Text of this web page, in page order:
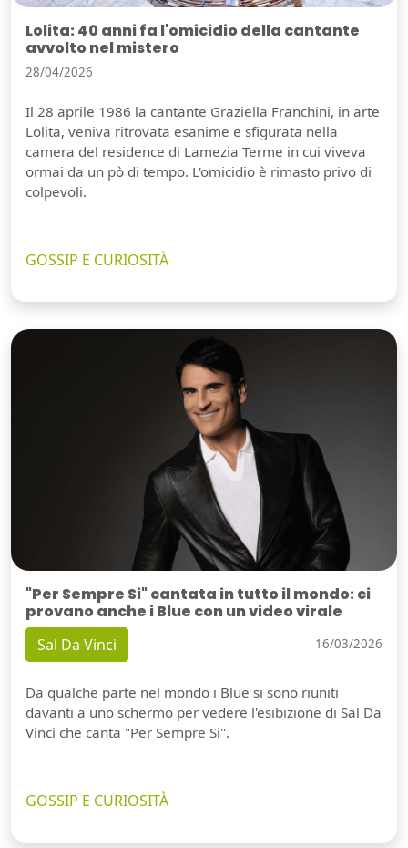
Lolita: 40 anni fa l'omicidio della cantante
avvolto nel mistero
28/04/2026
Il 28 aprile 1986 la cantante Graziella Franchini, in arte
Lolita, veniva ritrovata esanime e sfigurata nella
camera del residence di Lamezia Terme in cui viveva
ormai da un pò di tempo. L'omicidio è rimasto privo di
colpevoli.
GOSSIP E CURIOSITÀ
"Per Sempre Si" cantata in tutto il mondo: ci
provano anche i Blue con un video virale
Sal Da Vinci 16/03/2026
Da qualche parte nel mondo i Blue si sono riuniti
davanti a uno schermo per vedere l'esibizione di Sal Da
Vinci che canta "Per Sempre Si".
GOSSIP E CURIOSITÀ